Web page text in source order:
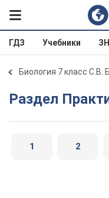
ГДЗ Учебники
Биология 7 класс С.В.
Раздел
1 2